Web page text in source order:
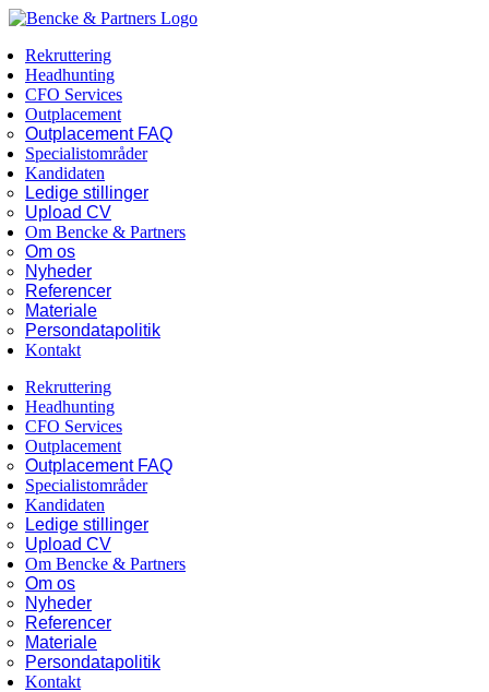
Skip
content
Facebook
LinkedIn
Rekruttering
Headhunting
CFO Services
Outplacement
Outplacement FAQ
Specialistområder
Kandidaten
Ledige stillinger
Upload CV
Om Bencke & Partners
Om os
Nyheder
Referencer
Materiale
Persondatapolitik
Kontakt
Rekruttering
Headhunting
CFO Services
Outplacement
Outplacement FAQ
Specialistområder
Kandidaten
Ledige stillinger
Upload CV
Om Bencke & Partners
Om os
Nyheder
Referencer
Materiale
Persondatapolitik
Kontakt